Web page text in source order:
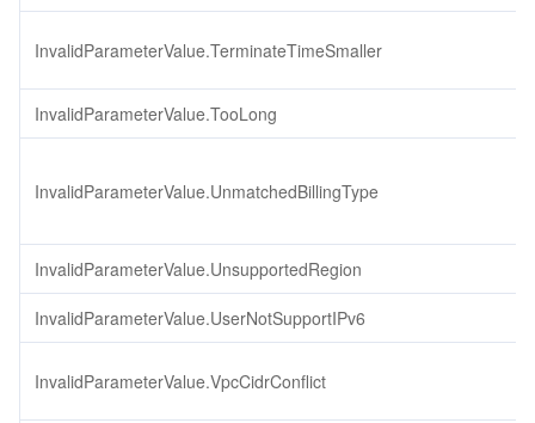
InvalidParameterValue.TerminateTimeSmaller
InvalidParameterValue.TooLong
InvalidParameterValue.UnmatchedBillingType
InvalidParameterValue.UnsupportedRegion
InvalidParameterValue.UserNotSupportIPv6
InvalidParameterValue.VpcCidrConflict